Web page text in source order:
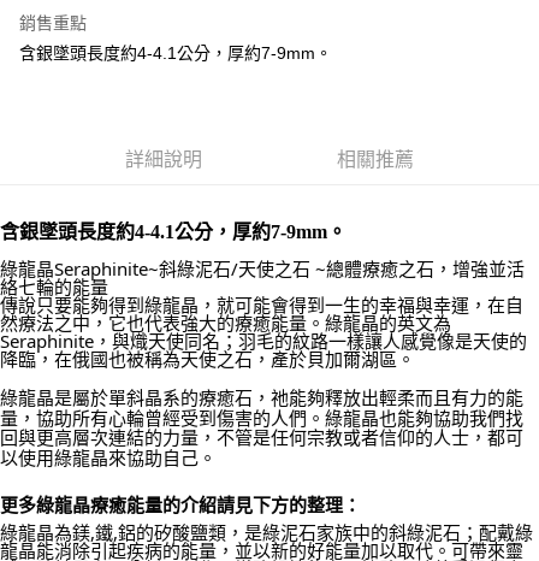
ATM付款
每筆NT$80，滿NT$3,000(含以上)免運費
賣家宅配幫您送（台灣）
每筆NT$80，滿NT$3,000(含以上)免運費
郵局幫你送（離島）
每筆NT$80，滿NT$3,000(含以上)免運費
付款後門市自取
免運費
銷售重點
含銀墜頭長度約4-4.1公分，厚約7-9mm。
詳細說明 相關推薦
含銀墜頭長度約4-4.1公分，厚約7-9mm。
綠龍晶Seraphinite~斜綠泥石/天使之石 ~總體療癒之石，增強並活
絡七輪的能量
傳說只要能夠得到綠龍晶，就可能會得到一生的幸福與幸運，在自
然療法之中，它也代表強大的療癒能量。綠龍晶的英文為
Seraphinite，與熾天使同名；羽毛的紋路一樣讓人感覺像是天使的
降臨，在俄國也被稱為天使之石，產於貝加爾湖區。
綠龍晶是屬於單斜晶系的療癒石，祂能夠釋放出輕柔而且有力的能
量，協助所有心輪曾經受到傷害的人們。綠龍晶也能夠協助我們找
回與更高層次連結的力量，不管是任何宗教或者信仰的人士，都可
以使用綠龍晶來協助自己。
更多綠龍晶療癒能量的介紹請見下方的整理：
綠龍晶為鎂,鐵,鋁的矽酸鹽類，是綠泥石家族中的斜綠泥石；配戴綠
龍晶能消除引起疾病的能量，並以新的好能量加以取代。可帶來靈